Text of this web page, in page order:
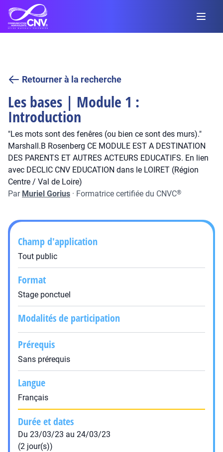
Retourner à la recherche
Les bases | Module 1 :
Introduction
"Les mots sont des fenêres (ou bien ce sont des murs)."
Marshall.B Rosenberg CE MODULE EST A DESTINATION
DES PARENTS ET AUTRES ACTEURS EDUCATIFS. En lien
avec DECLIC CNV EDUCATION dans le LOIRET (Région
Centre / Val de Loire)
Par Muriel Gorius · Formatrice certifiée du CNVC®
Champ d'application
Tout public
Format
Stage ponctuel
Modalités de participation
Prérequis
Sans prérequis
Langue
Français
Durée et dates
Du 23/03/23 au 24/03/23
(2 jour(s))